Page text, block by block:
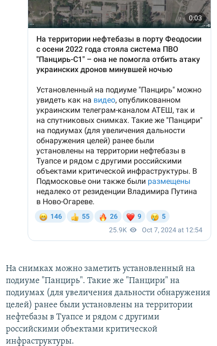
На снимках можно заметить установленный на
подиуме "Панцирь". Такие же "Панцири" на
подиумах (для увеличения дальности обнаружения
целей) ранее были установлены на территории
нефтебазы в Туапсе и рядом с другими
российскими объектами критической
инфраструктуры.